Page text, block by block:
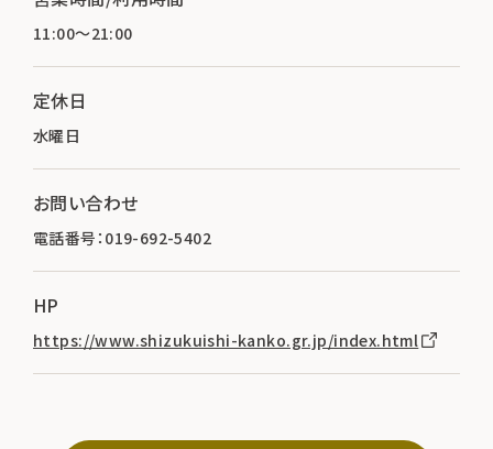
11:00～21:00
定休日
水曜日
お問い合わせ
電話番号：019-692-5402
HP
https://www.shizukuishi-kanko.gr.jp/index.html